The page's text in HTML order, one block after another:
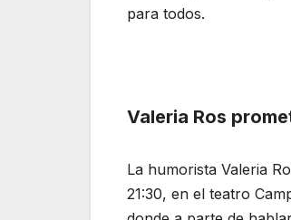
para todos.
Valeria Ros
La humorista Valeria
21:30, en el teatro